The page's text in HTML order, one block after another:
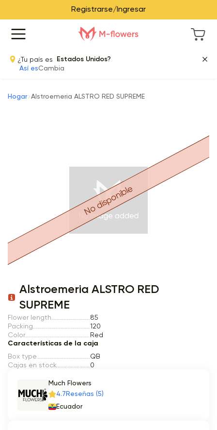
Registrarse/Ingresar
¿Tu país es
Estados Unidos?
Así esCambia
Hogar Alstroemeria ALSTRO RED SUPREME
Item 1 of 1
No disponible
Alstroemeria ALSTRO RED
SUPREME
Flower length
85
Packing
120
Color
Red
Características de la caja
Box type
QB
Cajas en stock
0
Much Flowers
4.7 Reseñas (5)
Ecuador